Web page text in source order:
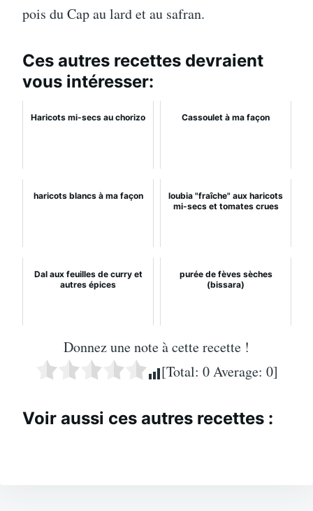
pois du Cap au lard et au safran.
Ces autres recettes devraient
vous intéresser:
Haricots mi-secs au chorizo Cassoulet à ma façon
haricots blancs à ma façon
loubia "fraîche" aux haricots
mi-secs et tomates crues
Dal aux feuilles de curry et
autres épices
purée de fèves sèches
(bissara)
Donnez une note à cette recette !
[Total: 0Average: 0]
Voir aussi ces autres recettes :